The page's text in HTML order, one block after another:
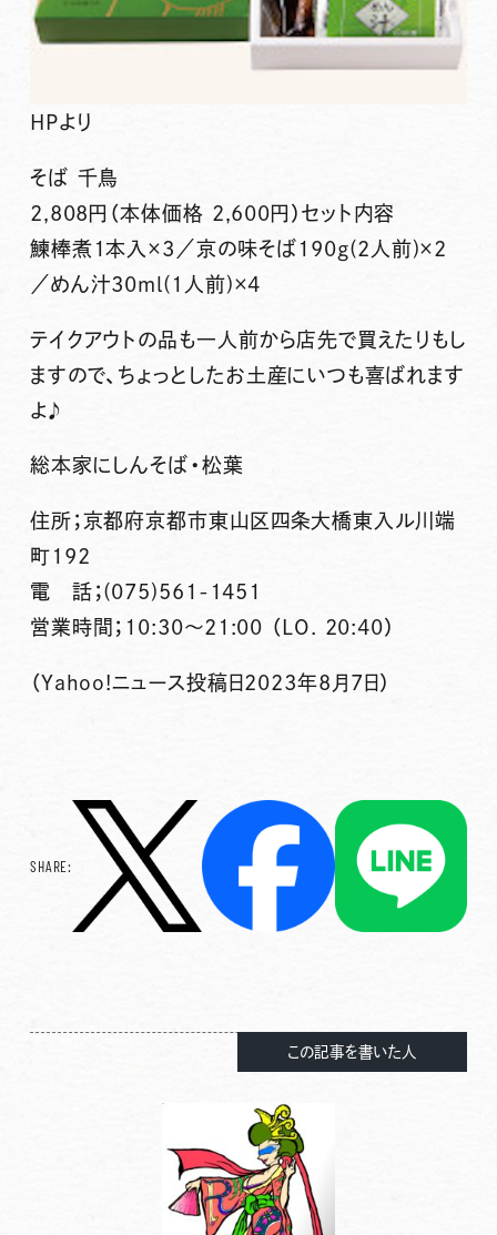
HPより
そば 千鳥
2,808円（本体価格 2,600円）セット内容
鰊棒煮1本入×3／京の味そば190g(2人前)×2
／めん汁30ml(1人前)×4
テイクアウトの品も一人前から店先で買えたりもし
ますので、ちょっとしたお土産にいつも喜ばれます
よ♪
総本家にしんそば・松葉
住所；京都府京都市東山区四条大橋東入ル川端
町192
電 話；(075)561-1451
営業時間；10:30～21:00 （LO. 20:40）
（Yahoo!ニュース投稿日2023年8月7日）
SHARE:
この記事を書いた人